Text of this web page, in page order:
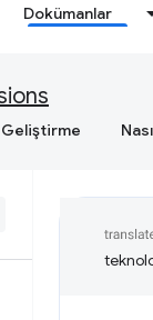
Dokümanlar
Geliştirme